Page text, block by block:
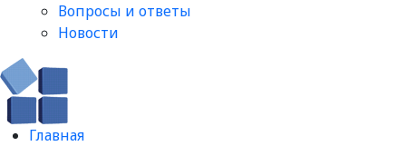
Вопросы и ответы​
Новости
Главная